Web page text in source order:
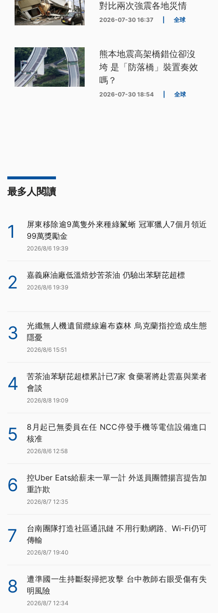
對比兩次強震各地災情
2026-07-30 16:37 全球
熊本地震高架橋錯位卻沒
垮 是「防落橋」裝置奏效
嗎？
2026-07-30 18:54 全球
最多人閱讀
1
屏東移除逾9萬隻外來種綠鬣蜥 冠軍獵人7個月領近
99萬獎勵金
2026/8/6 19:39
2 嘉義麻油廠低溫焙炒苦茶油 仍驗出苯駢芘超標
2026/8/6 19:39
3
光纖無人機遺留纜線遍布森林 烏克蘭指控造成生態
隱憂
2026/8/6 15:51
4
苦茶油苯駢芘超標累計已7家 食藥署將赴雲嘉與業者
會談
2026/8/8 19:09
5
8月起已無委員在任 NCC停發手機等電信設備進口
核准
2026/8/6 12:58
6
控Uber Eats給薪未一單一計 外送員團體揚言提告加
重詐欺
2026/8/7 12:35
7
台南團隊打造社區通訊鏈 不用行動網路、Wi-Fi仍可
傳輸
2026/8/7 19:40
8
遭準國一生持斷裂掃把攻擊 台中教師右眼受傷有失
明風險
2026/8/7 12:34